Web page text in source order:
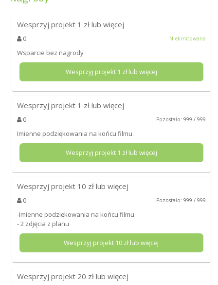
Wesprzyj projekt 1 zł lub więcej
0 Nielimitowana
Wsparcie bez nagrody
Wesprzyj projekt 1 zł lub więcej
Wesprzyj projekt 1 zł lub więcej
0 Pozostało: 999 / 999
Imienne podziękowania na końcu filmu.
Wesprzyj projekt 1 zł lub więcej
Wesprzyj projekt 10 zł lub więcej
0 Pozostało: 999 / 999
-Imienne podziękowania na końcu filmu.
- 2 zdjęcia z planu
Wesprzyj projekt 10 zł lub więcej
Wesprzyj projekt 20 zł lub więcej